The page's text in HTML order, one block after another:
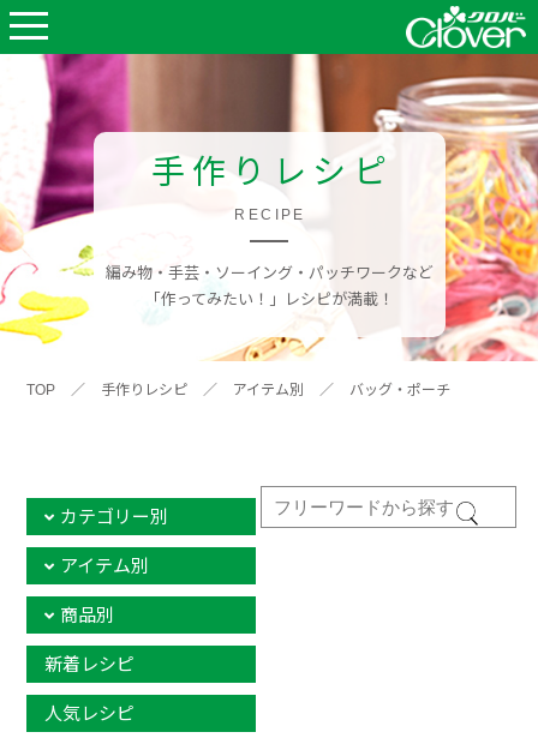
手作りレシピ
RECIPE
編み物・手芸・ソーイング・パッチワークなど
「作ってみたい！」レシピが満載！
TOP ／ 手作りレシピ ／ アイテム別 ／ バッグ・ポーチ
カテゴリー別
アイテム別
商品別
新着レシピ
人気レシピ